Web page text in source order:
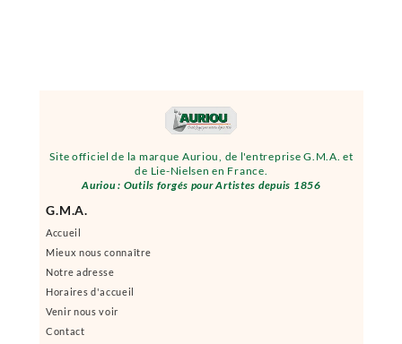
Site officiel de la marque Auriou, de l'entreprise G.M.A. et
de Lie-Nielsen en France.
Auriou : Outils forgés pour Artistes depuis 1856
G.M.A.
Accueil
Mieux nous connaître
Notre adresse
Horaires d'accueil
Venir nous voir
Contact